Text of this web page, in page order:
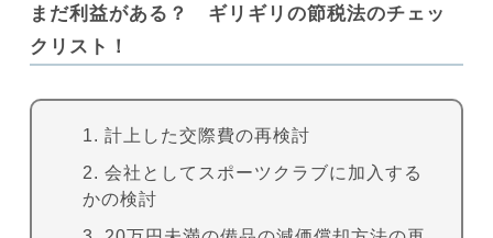
まだ利益がある？ ギリギリの節税法のチェッ
クリスト！
計上した交際費の再検討
会社としてスポーツクラブに加入する
かの検討